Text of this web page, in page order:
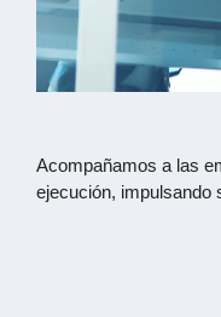
Acompañamos a las
ejecución, impulsando